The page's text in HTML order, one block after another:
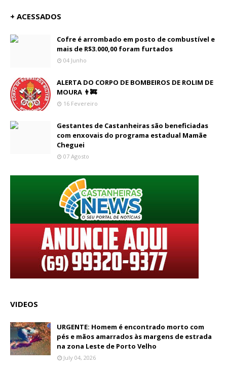
+ ACESSADOS
Cofre é arrombado em posto de combustível e
mais de R$3.000,00 foram furtados
04 Junho
ALERTA DO CORPO DE BOMBEIROS DE ROLIM DE
MOURA 👨‍🚒
16 Fevereiro
Gestantes de Castanheiras são beneficiadas
com enxovais do programa estadual Mamãe
Cheguei
07 Agosto
VIDEOS
URGENTE: Homem é encontrado morto com
pés e mãos amarrados às margens de estrada
na zona Leste de Porto Velho
July 04, 2026